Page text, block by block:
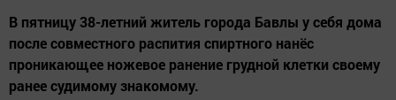
В пятницу 38-летний житель города Бавлы у себя дома
после совместного распития спиртного нанёс
проникающее ножевое ранение грудной клетки своему
ранее судимому знакомому.